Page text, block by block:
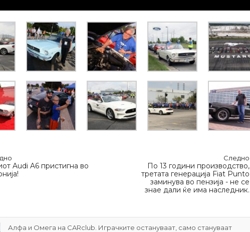
Audi A6 пристигна во
Следно
По 13 години производство,
третата генерација Fiat Punto
заминува во пензија - не се
знае дали ќе има наследник.
Алфа и Омега на CARclub. Играчките остануваат, само стануваат